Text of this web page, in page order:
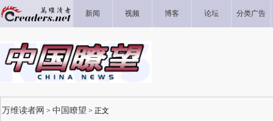
新闻 视频 博客 论坛 分类广告
万维读者网 > 中国瞭望 > 正文